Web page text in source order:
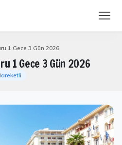
1 Gece 3 Gün 2026
1 Gece 3 Gün 2026